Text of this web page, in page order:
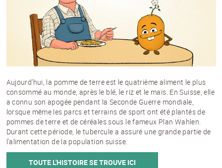
Aujourd’hui, la pomme de terre est le quatrième aliment le plus
consommé au monde, après le blé, le riz et le maïs. En Suisse, elle
a connu son apogée pendant la Seconde Guerre mondiale,
lorsque même les parcs et terrains de sport ont été plantés de
pommes de terre et de céréales sous le fameux Plan Wahlen.
Durant cette période, le tubercule a assuré une grande partie de
l’alimentation de la population suisse.
TOUTE L'HISTOIRE SE TROUVE ICI